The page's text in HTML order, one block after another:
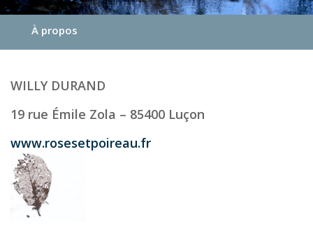
À propos
WILLY DURAND
19 rue Émile Zola – 85400 Luçon
www.rosesetpoireau.fr